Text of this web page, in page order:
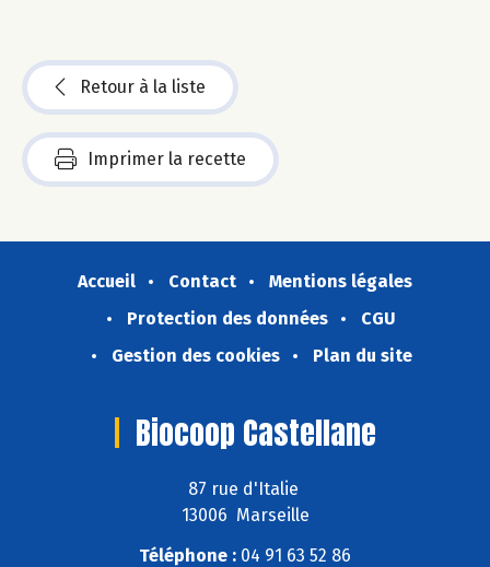
Retour à la liste
Imprimer la recette
Accueil Contact
Mentions légales
Protection des données
CGU
Gestion des cookies
Plan du site
Biocoop Castellane
87 rue d'Italie
13006 Marseille
Téléphone : 04 91 63 52 86